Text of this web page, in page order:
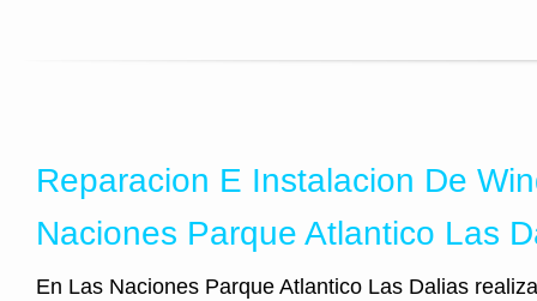
Reparacion E Instalacion De
Naciones Parque Atlantico Las
En Las Naciones Parque Atlantico Las Dalias